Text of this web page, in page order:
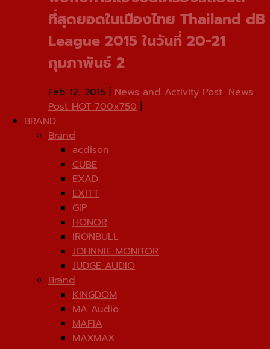
ที่สุดยอดในเมืองไทย Thailand dB
League 2015 ในวันที่ 20-21
กุมภาพันธ์ 2
Feb 12, 2015 News and Activity Post, News
Post HOT 700x750
BRAND
Brand
acdison
CUBE
EXAD
EXITT
GIP
HONOR
IRONBULL
JOHNNIE MONITOR
JUDGE AUDIO
Brand
KINGDOM
MA Audio
MAFIA
MAXMAX